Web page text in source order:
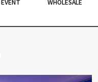
EVENT WHOLESALE